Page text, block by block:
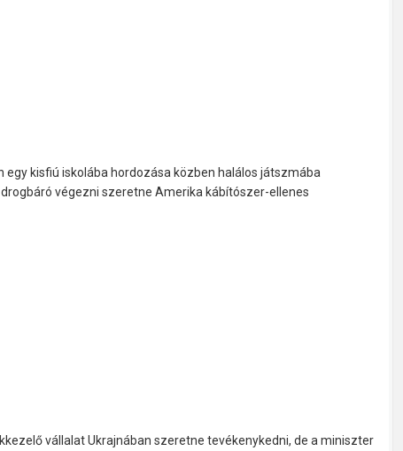
egy kisfiú iskolába hordozása közben halálos játszmába
végezni szeretne Amerika kábítószer-ellenes
vállalat Ukrajnában szeretne tevékenykedni, de a miniszter